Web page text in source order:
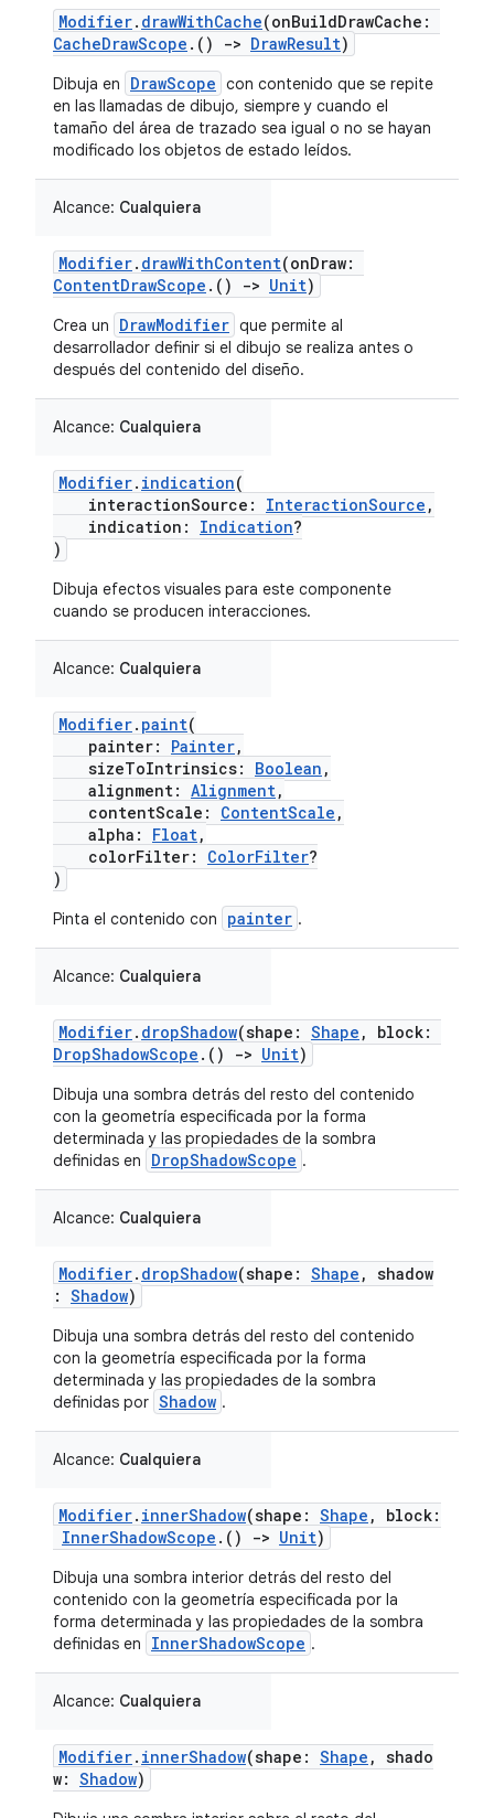
Modifier. drawWithCache(onBuildDrawCache:
CacheDrawScope .() -> DrawResult)
Dibuja en DrawScope con contenido que se repite
en las llamadas de dibujo, siempre y cuando el
tamaño del área de trazado sea igual o no se hayan
modificado los objetos de estado leídos.
Alcance: Cualquiera
Modifier. drawWithContent(onDraw:
ContentDrawScope .() -> Unit)
Crea un DrawModifier que permite al
desarrollador definir si el dibujo se realiza antes o
después del contenido del diseño.
Alcance: Cualquiera
Modifier. indication(
interactionSource: InteractionSource ,
indication: Indication?
)
Dibuja efectos visuales para este componente
cuando se producen interacciones.
Alcance: Cualquiera
Modifier. paint(
painter: Painter,
sizeToIntrinsics: Boolean ,
alignment: Alignment,
contentScale: ContentScale ,
alpha: Float,
colorFilter: ColorFilter?
)
Pinta el contenido con painter .
Alcance: Cualquiera
Modifier. dropShadow(shape: Shape , block:
DropShadowScope .() -> Unit)
Dibuja una sombra detrás del resto del contenido
con la geometría especificada por la forma
determinada y las propiedades de la sombra
definidas en
DropShadowScope .
Alcance: Cualquiera
Modifier. dropShadow(shape: Shape , shadow
: Shadow)
Dibuja una sombra detrás del resto del contenido
con la geometría especificada por la forma
determinada y las propiedades de la sombra
definidas por Shadow .
Alcance: Cualquiera
Modifier. innerShadow(shape: Shape , block:
InnerShadowScope .() -> Unit)
Dibuja una sombra interior detrás del resto del
contenido con la geometría especificada por la
forma determinada y las propiedades de la sombra
definidas en
InnerShadowScope .
Alcance: Cualquiera
Modifier. innerShadow(shape: Shape , shado
w: Shadow)